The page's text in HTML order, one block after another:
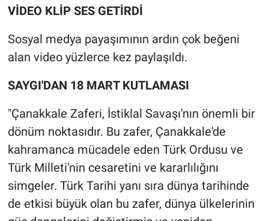
VİDEO KLİP SES GETİRDİ
Sosyal medya payaşımının ardın çok beğeni
alan video yüzlerce kez paylaşıldı.
SAYGI'DAN 18 MART KUTLAMASI
"Çanakkale Zaferi, İstiklal Savaşı'nın önemli bir
dönüm noktasıdır. Bu zafer, Çanakkale'de
kahramanca mücadele eden Türk Ordusu ve
Türk Milleti'nin cesaretini ve kararlılığını
simgeler. Türk Tarihi yanı sıra dünya tarihinde
de etkisi büyük olan bu zafer, dünya ülkelerinin